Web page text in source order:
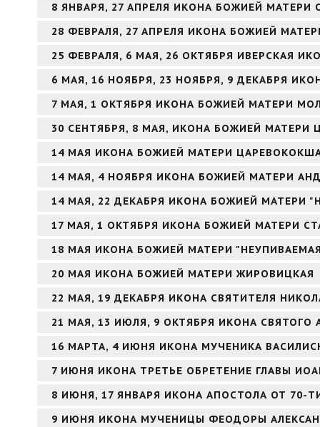
8 ЯНВАРЯ, 27 АПРЕЛЯ ИКОНА БОЖИЕЙ МАТЕРИ
28 ФЕВРАЛЯ, 27 АПРЕЛЯ ИКОНА БОЖИЕЙ
25 ФЕВРАЛЯ, 6 МАЯ, 26 ОКТЯБРЯ ИВЕРСКАЯ
6 МАЯ, 16 НОЯБРЯ, 23 НОЯБРЯ, 9 ДЕКАБРЯ
7 МАЯ, 1 ОКТЯБРЯ ИКОНА БОЖИЕЙ МАТЕРИ
30 СЕНТЯБРЯ, 8 МАЯ, ИКОНА БОЖИЕЙ МАТЕРИ
14 МАЯ ИКОНА БОЖИЕЙ МАТЕРИ
14 МАЯ, 4 НОЯБРЯ ИКОНА БОЖИЕЙ МАТЕРИ
14 МАЯ, 22 ДЕКАБРЯ ИКОНА БОЖИЕЙ МАТЕРИ
17 МАЯ, 1 ОКТЯБРЯ ИКОНА БОЖИЕЙ МАТЕРИ
18 МАЯ ИКОНА БОЖИЕЙ МАТЕРИ
20 МАЯ ИКОНА БОЖИЕЙ МАТЕРИ ЖИРОВИЦКАЯ
22 МАЯ, 19 ДЕКАБРЯ ИКОНА СВЯТИТЕЛЯ
21 МАЯ, 13 ИЮЛЯ, 9 ОКТЯБРЯ ИКОНА
16 МАРТА, 4 ИЮНЯ ИКОНА МУЧЕНИКА
7 ИЮНЯ ИКОНА ТРЕТЬЕ ОБРЕТЕНИЕ ГЛАВЫ
8 ИЮНЯ, 17 ЯНВАРЯ ИКОНА АПОСТОЛА ОТ 70-
9 ИЮНЯ ИКОНА МУЧЕНИЦЫ ФЕОДОРЫ